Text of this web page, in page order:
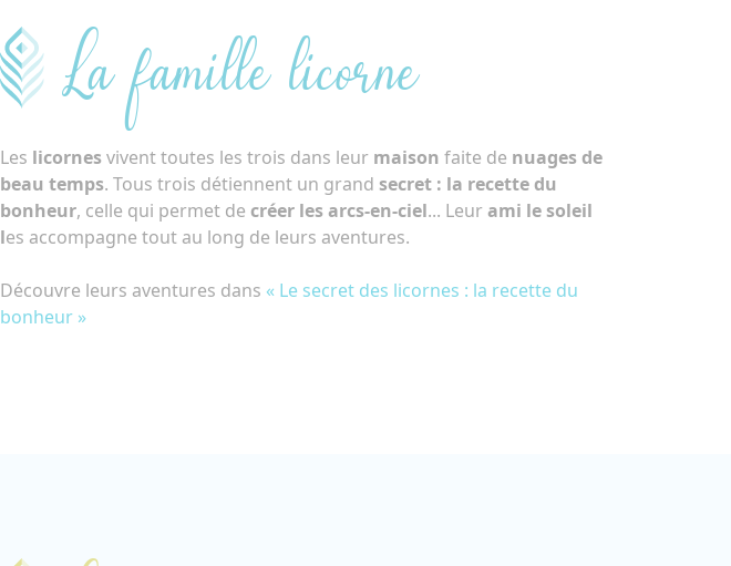
La famille licorne
Les licornesvivent toutes les trois dans leur maison faite de nuages de
beau temps. Tous trois détiennent un grand secret : la recette du
bonheur, celle qui permet de créer les arcs-en-ciel... Leur ami le soleil
les accompagne tout au long de leurs aventures.
Découvre leurs aventures dans « Le secret des licornes : la recette du
bonheur »